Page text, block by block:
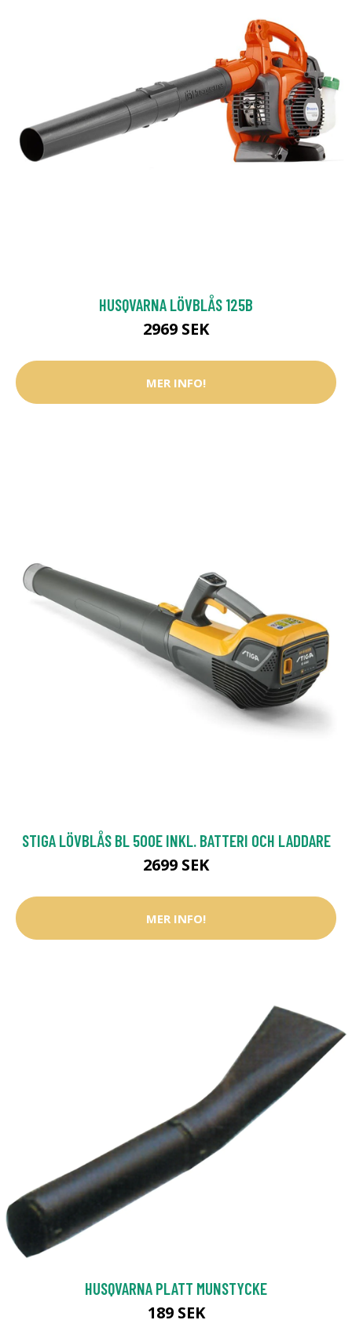
HUSQVARNA LÖVBLÅS 125B
2969 SEK
MER INFO!
STIGA LÖVBLÅS BL 500E INKL. BATTERI OCH LADDARE
2699 SEK
MER INFO!
HUSQVARNA PLATT MUNSTYCKE
189 SEK